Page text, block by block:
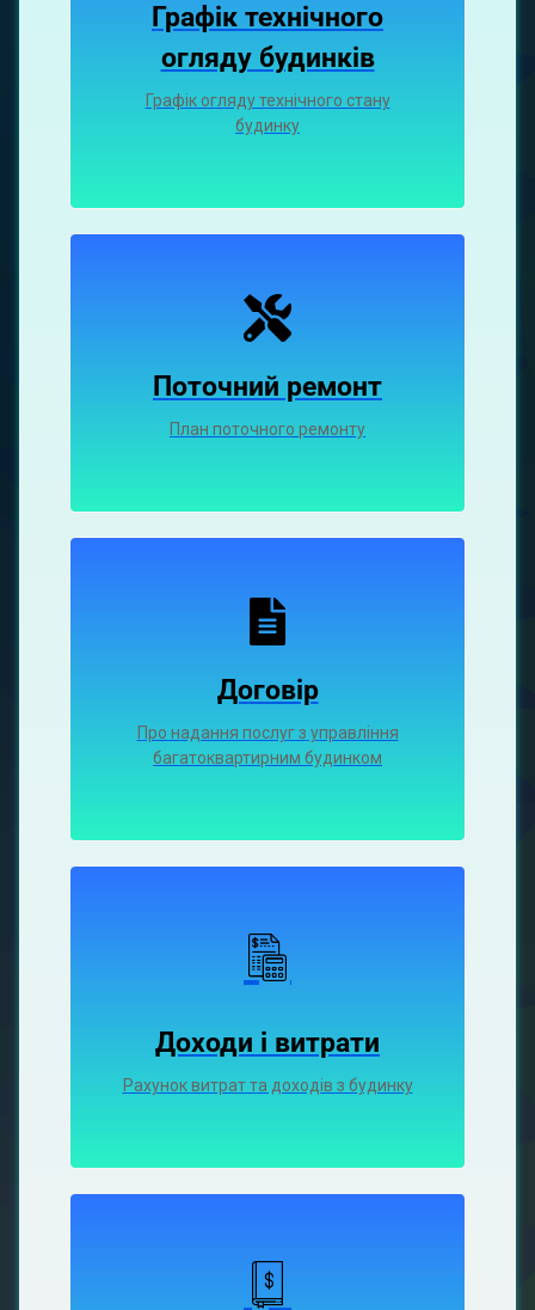
Графік технічного
огляду будинків
Графік огляду технічного стану
будинку
Поточний ремонт
План поточного ремонту
Договір
Про надання послуг з управління
багатоквартирним будинком
Доходи і витрати
Рахунок витрат та доходів з будинку